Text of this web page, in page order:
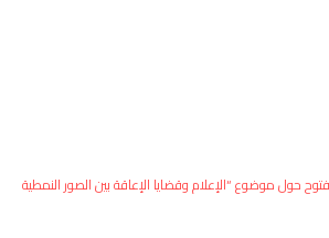
العالم
حول موضوع “الإعلام وقضايا الإعاقة بين الصور النمطية